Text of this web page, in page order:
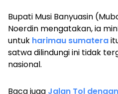
Bupati Musi Banyuasin
Noerdin mengatakan, ia
untuk harimau sumatera
satwa dilindungi ini tidak
nasional.
Baca juga Jalan Tol